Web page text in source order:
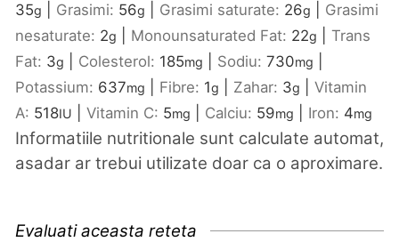
35g Grasimi: 56g Grasimi saturate: 26g
Grasimi
nesaturate: 2g Monounsaturated Fat: 22g
Trans
Fat: 3g Colesterol: 185mg Sodiu: 730mg
Potassium: 637mg Fibre: 1g Zahar: 3g
Vitamin
A: 518IU Vitamin C: 5mg Calciu: 59mg Iron: 4mg
Informatiile nutritionale sunt calculate automat,
asadar ar trebui utilizate doar ca o aproximare.
Evaluati aceasta reteta